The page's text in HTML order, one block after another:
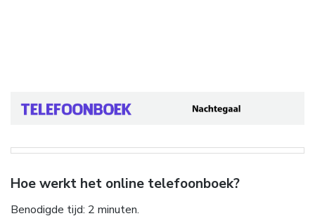
Hoe werkt het online telefoonboek?
Benodigde tijd: 2 minuten.